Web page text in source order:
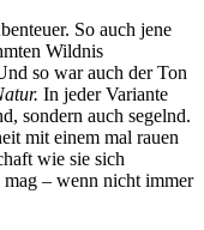
So auch jene
Wildnis
so war auch der Ton
In jeder Variante
sondern auch segelnd.
mit einem mal rauen
wie sie sich
– wenn nicht immer